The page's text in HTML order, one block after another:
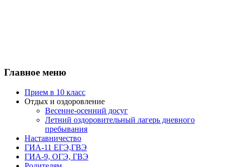
Главное меню
Прием в 10 класс
Отдых и оздоровление
Весенне-осенний досуг
Летний оздоровительный лагерь дневного
пребывания
Наставничество
ГИА-11 ЕГЭ,ГВЭ
ГИА-9, ОГЭ, ГВЭ